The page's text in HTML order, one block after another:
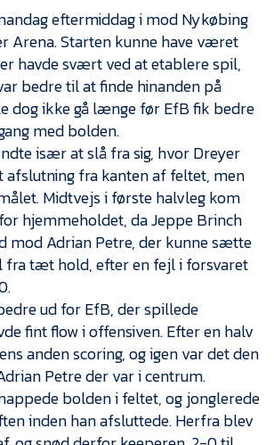
Water Arena
i EfB
eftermiddag i mod Nykøbing
Arena. Starten kunne have været
havde svært ved at etablere spil,
bedre til at finde hinanden på
dog ikke gå længe før EfB fik bedre
med bolden.
især at slå fra sig, hvor Dreyer
fra kanten af feltet, men
Midtvejs i første halvleg kom
hjemmeholdet, da Jeppe Brinch
mod Adrian Petre, der kunne sætte
fra tæt hold, efter en fejl i forsvaret
ud for EfB, der spillede
fint flow i offensiven. Efter en halv
anden scoring, og igen var det den
Petre der var i centrum.
bolden i feltet, og jonglerede
inden han afsluttede. Herfra blev